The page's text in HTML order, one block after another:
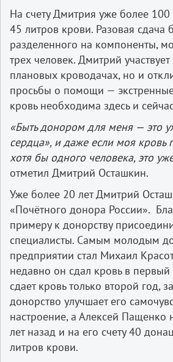
На счету Дмитрия уже более
45 литров крови. Разовая сдача
разделенного на компоненты,
трех человек. Дмитрий
плановых кроводачах, но и
просьбы о помощи — экстренные
кровь необходима здесь и
«Быть донором для меня — это
сердца», и даже если моя кровь
хотя бы одного человека, это
отметил Дмитрий Осташкин.
Уже более 20 лет Дмитрий
«Почётного донора России».
примеру к донорству
специалисты. Самым молодым
предприятии стал Михаил
недавно он сдал кровь в
сдает кровь только второй год,
донорство улучшает его
настроение, а Алексей Пащенко
лет назад и на его счету 40
литров крови.